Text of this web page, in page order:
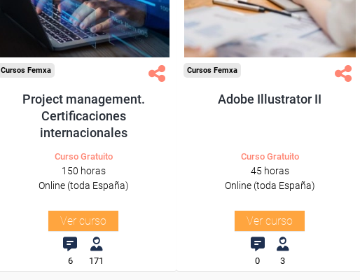
Sector
-Metal.
Cursos Femxa
Project management.
Certificaciones
internacionales
Curso Gratuito
150 horas
Online (toda España)
Ver curso
6 171
Sector
-Información, Comunicación
y Artes Gráficas.
Cursos Femxa
Adobe Illustrator II
Curso Gratuito
45 horas
Online (toda España)
Ver curso
0 3